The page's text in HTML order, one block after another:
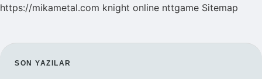
https://mikametal.com knight online nttgame Sitemap
SIDEBAR
SON YAZILAR